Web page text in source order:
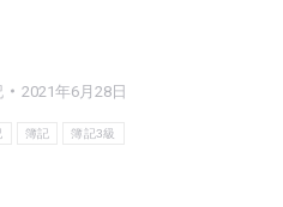
2021年6月28日
簿記 簿記3級